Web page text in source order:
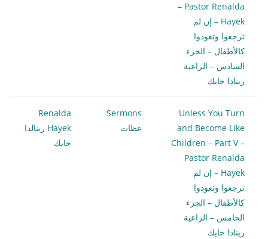
– Pastor Renalda
Hayek – إن لم
ترجعوا وتعودوا
كالأطفال – الجزء
السادس – الراعية
رينادا حايك
Unless You Turn
and Become Like
Children – Part V –
Pastor Renalda
Hayek – إن لم
ترجعوا وتعودوا
كالأطفال – الجزء
الخامس – الراعية
رينادا حايك
Sermons
عظات
Renalda
Hayek رينالدا
حايك